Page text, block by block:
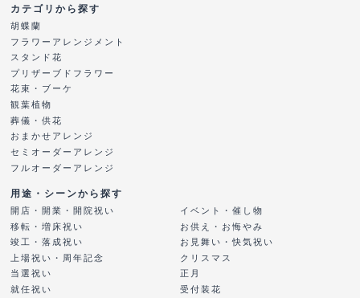
カテゴリから探す
胡蝶蘭
フラワーアレンジメント
スタンド花
プリザーブドフラワー
花束・ブーケ
観葉植物
葬儀・供花
おまかせアレンジ
セミオーダーアレンジ
フルオーダーアレンジ
用途・シーンから探す
開店・開業・開院祝い
移転・増床祝い
竣工・落成祝い
上場祝い・周年記念
当選祝い
就任祝い
イベント・催し物
お供え・お悔やみ
お見舞い・快気祝い
クリスマス
正月
受付装花